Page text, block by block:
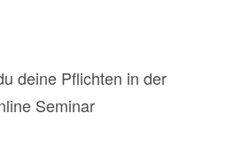
deine Pflichten in der
Seminar